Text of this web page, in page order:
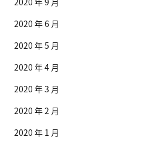
2020 年 6 月
2020 年 5 月
2020 年 4 月
2020 年 3 月
2020 年 2 月
2020 年 1 月